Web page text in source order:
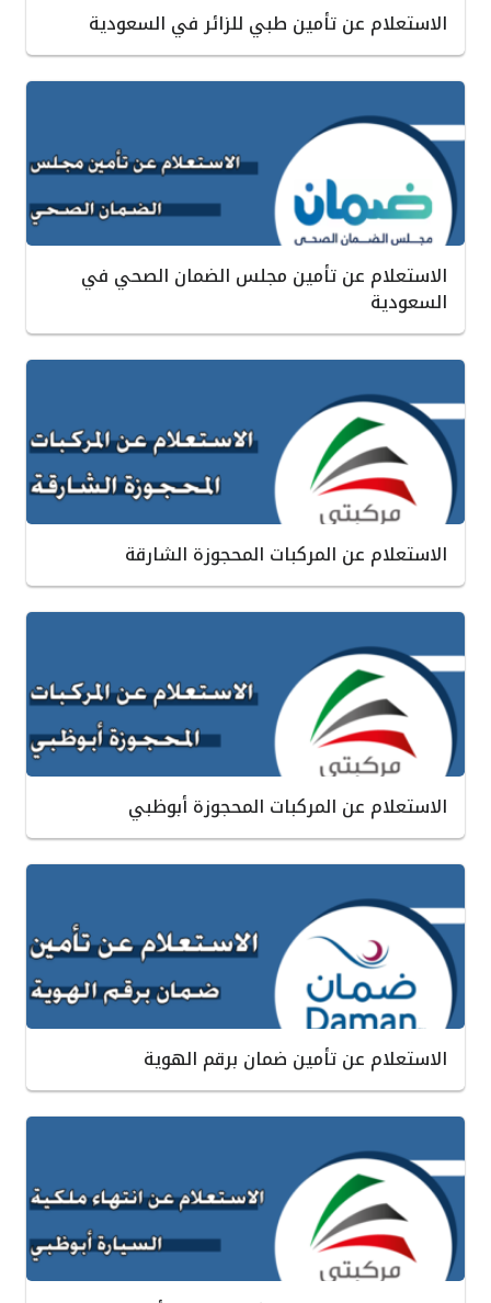
الاستعلام عن تأمين طبي للزائر في السعودية
الاستعلام عن تأمين مجلس الضمان الصحي في
السعودية
الاستعلام عن المركبات المحجوزة الشارقة
الاستعلام عن المركبات المحجوزة أبوظبي
الاستعلام عن تأمين ضمان برقم الهوية